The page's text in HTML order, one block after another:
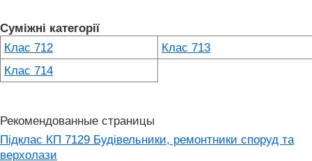
Суміжні категорії
Клас 712
Клас 713
Клас 714
Рекомендованные страницы
Підклас КП 7129 Будівельники, ремонтники споруд та
верхолази